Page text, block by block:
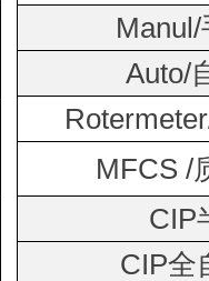
Manul/
Auto/
MFCS /
CIP
CIP全